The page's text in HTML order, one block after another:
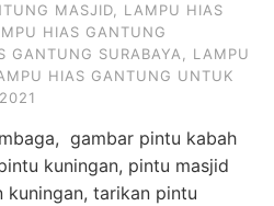
MASJID, LAMPU HIAS
HIAS GANTUNG
GANTUNG SURABAYA, LAMPU
HIAS GANTUNG UNTUK
gambar pintu kabah
kuningan, pintu masjid
kuningan, tarikan pintu